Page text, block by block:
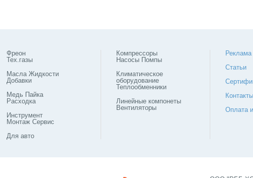
Фреон
Тех.газы
Масла Жидкости
Добавки
Медь Пайка
Расходка
Инструмент
Монтаж Сервис
Для авто
Компрессоры
Насосы Помпы
Климатическое
оборудование
Теплообменники
Линейные компонеты
Вентиляторы
Реклама
Статьи
Оплата